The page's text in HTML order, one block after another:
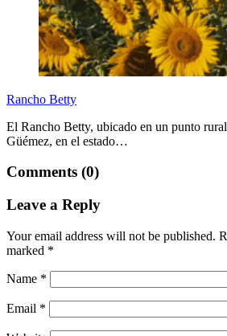
Rancho Betty
El Rancho Betty, ubicado en un punto
Güémez, en el estado…
Comments (0)
Leave a Reply
Your email address will not be published.
marked *
Name *
Email *